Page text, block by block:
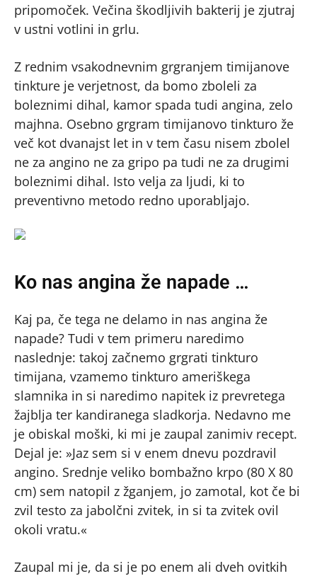
pripomoček. Večina škodljivih bakterij je zjutraj
v ustni votlini in grlu.
Z rednim vsakodnevnim grgranjem timijanove
tinkture je verjetnost, da bomo zboleli za
boleznimi dihal, kamor spada tudi angina, zelo
majhna. Osebno grgram timijanovo tinkturo že
več kot dvanajst let in v tem času nisem zbolel
ne za angino ne za gripo pa tudi ne za drugimi
boleznimi dihal. Isto velja za ljudi, ki to
preventivno metodo redno uporabljajo.
Ko nas angina že napade …
Kaj pa, če tega ne delamo in nas angina že
napade? Tudi v tem primeru naredimo
naslednje: takoj začnemo grgrati tinkturo
timijana, vzamemo tinkturo ameriškega
slamnika in si naredimo napitek iz prevretega
žajblja ter kandiranega sladkorja. Nedavno me
je obiskal moški, ki mi je zaupal zanimiv recept.
Dejal je: »Jaz sem si v enem dnevu pozdravil
angino. Srednje veliko bombažno krpo (80 X 80
cm) sem natopil z žganjem, jo zamotal, kot če bi
zvil testo za jabolčni zvitek, in si ta zvitek ovil
okoli vratu.«
Zaupal mi je, da si je po enem ali dveh ovitkih